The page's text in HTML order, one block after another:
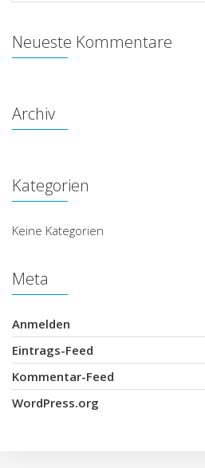
Neueste Kommentare
Archiv
Kategorien
Keine Kategorien
Meta
Anmelden
Eintrags-Feed
Kommentar-Feed
WordPress.org